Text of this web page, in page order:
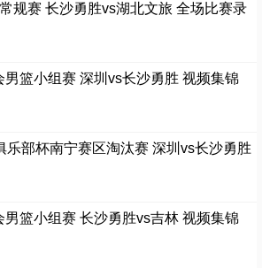
规赛 长沙勇胜vs湖北文旅 全场比赛录
男篮小组赛 深圳vs长沙勇胜 视频集锦
乐部杯南宁赛区淘汰赛 深圳vs长沙勇胜
男篮小组赛 长沙勇胜vs吉林 视频集锦